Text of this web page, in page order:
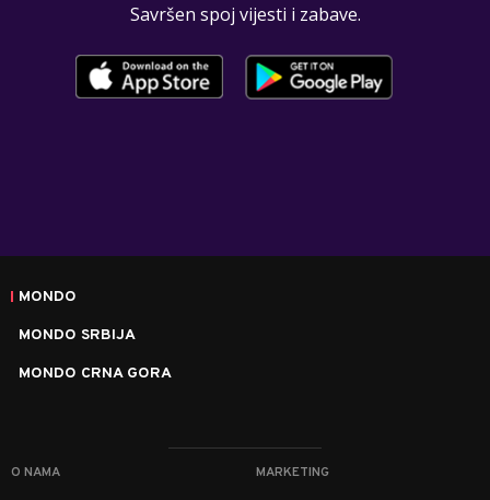
Savršen spoj vijesti i zabave.
MONDO
MONDO SRBIJA
MONDO CRNA GORA
O NAMA MARKETING